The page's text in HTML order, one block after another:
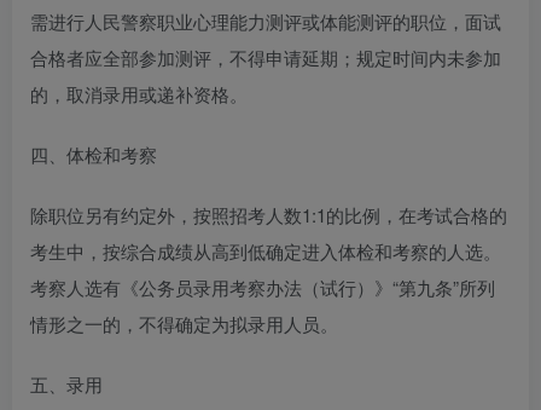
需进行人民警察职业心理能力测评或体能测评的职位，面试
合格者应全部参加测评，不得申请延期；规定时间内未参加
的，取消录用或递补资格。
四、体检和考察
除职位另有约定外，按照招考人数1:1的比例，在考试合格的
考生中，按综合成绩从高到低确定进入体检和考察的人选。
考察人选有《公务员录用考察办法（试行）》“第九条”所列
情形之一的，不得确定为拟录用人员。
五、录用